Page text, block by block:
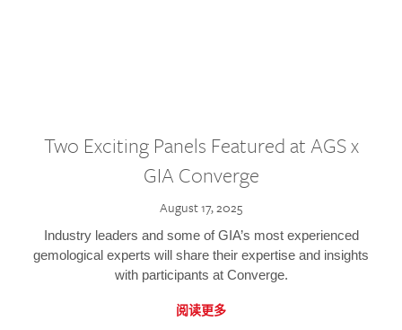
Two Exciting Panels Featured at AGS x
GIA Converge
August 17, 2025
Industry leaders and some of GIA’s most experienced
gemological experts will share their expertise and insights
with participants at Converge.
阅读更多